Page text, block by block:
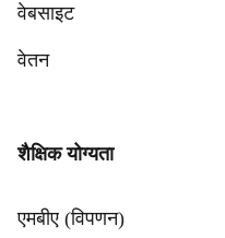
वेबसाइट
वेतन
शैक्षिक योग्यता
एमबीए (विपणन)